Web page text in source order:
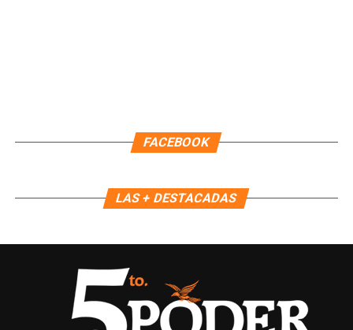
FACEBOOK
LAS + DESTACADAS